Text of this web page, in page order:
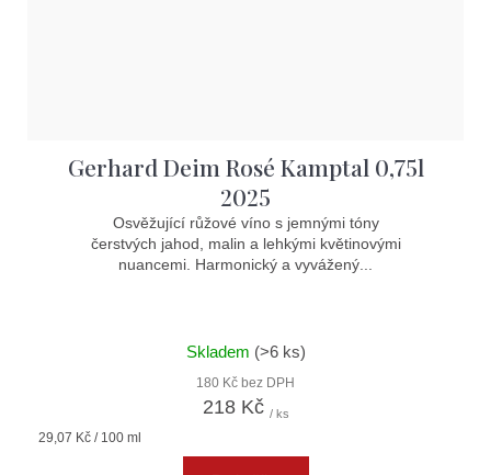
Gerhard Deim Rosé Kamptal 0,75l
2025
Osvěžující růžové víno s jemnými tóny
čerstvých jahod, malin a lehkými květinovými
nuancemi. Harmonický a vyvážený...
Skladem (>6 ks)
180 Kč bez DPH
218 Kč / ks
Měrná
29,07 Kč / 100 ml